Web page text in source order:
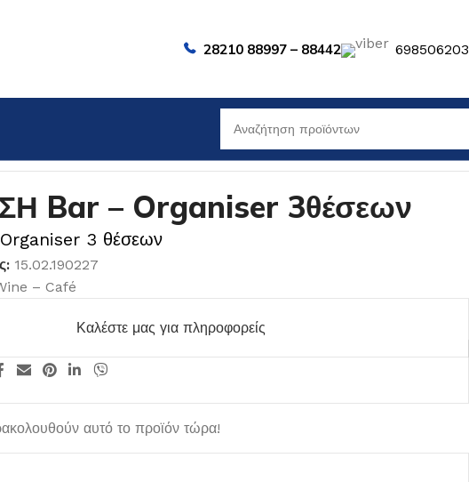
28210 88997 – 88442
Bar – Organiser 3θέσεων
3 θέσεων
15.02.190227
– Café
Καλέστε μας για πληροφορείς
αυτό το προϊόν τώρα!